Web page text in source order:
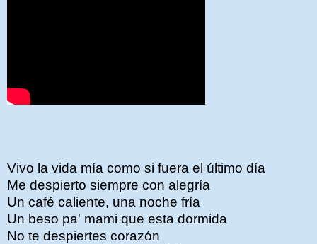
Vivo la vida mía como si fuera el último día
Me despierto siempre con alegría
Un café caliente, una noche fría
Un beso pa' mami que esta dormida
No te despiertes corazón